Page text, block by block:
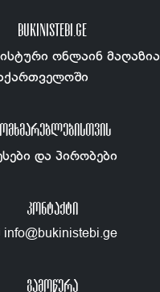
BUKINISTEBI.GE
ონლაინ მაღაზია
და პირობები
ᲙᲝᲜᲢᲐᲥᲢᲘ
info@bukinistebi.ge
გამოწერა